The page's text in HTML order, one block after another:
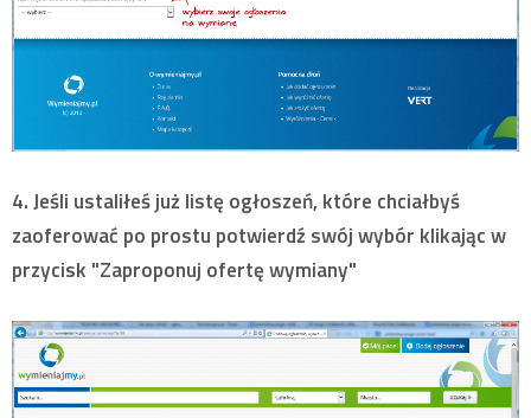
4. Jeśli ustaliłeś już listę ogłoszeń, które chciałbyś
zaoferować po prostu potwierdź swój wybór klikając w
przycisk "Zaproponuj ofertę wymiany"